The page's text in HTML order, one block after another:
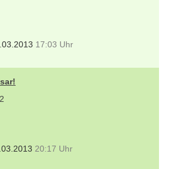
17:03 Uhr
20:17 Uhr